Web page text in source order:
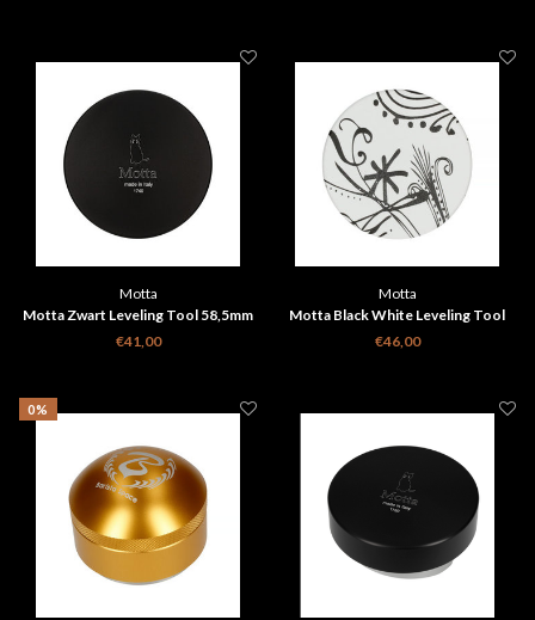
Motta
Motta Zwart Leveling Tool 58,5mm
€41,00
Motta
Motta Black White Leveling Tool
58,5mm
€46,00
0%